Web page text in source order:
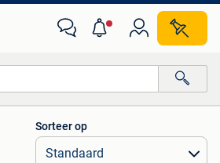
Alle afstanden…
Sorteer op